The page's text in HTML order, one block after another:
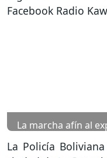
La marcha afín al
este lunes a la
La Policía